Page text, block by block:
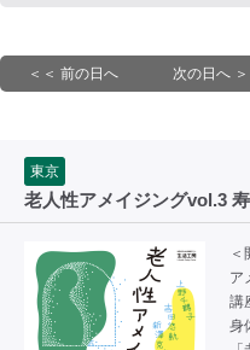
＜＜ 前の日へ 次の日へ ＞
東京
老人性アメイジングvol.3
＜
ア
講
身